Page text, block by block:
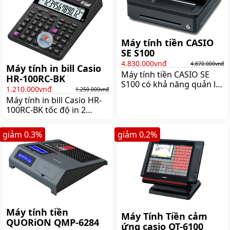
Máy tính in bill Casio
HR-100RC-BK
1.210.000vnđ 1.250.000vnđ
Máy tính in bill Casio HR-
100RC-BK tốc độ in 2
công việc nhanh chóng
tăng khả năng phục vụ
khách hàng. Máy dùng
giấy in nhiệt khổ 57 x Ø
38mm, Giá:1.250.000 đ
Máy tính tiền CASIO
SE S100
4.830.000vnđ 4.870.000vnđ
Máy tính tiền CASIO SE
S100 có khả năng quản lý
nhanh chóng,
Giá:4.870.000 đ
Máy tính tiền
QUORiON QMP-6284
giảm 0.3%
Máy Tính Tiền cảm
ứng casio QT-6100
giảm 0.2%